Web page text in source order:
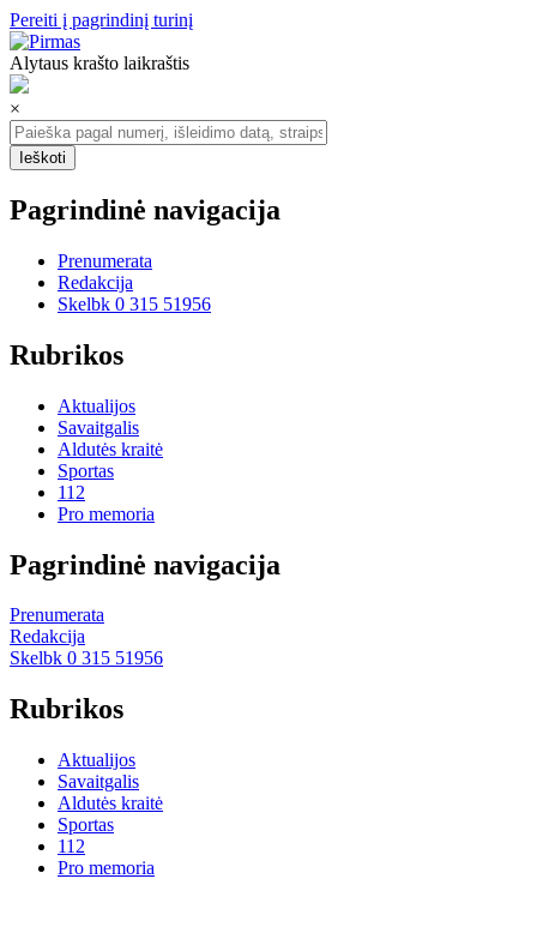
Pereiti į pagrindinį turinį
Alytaus krašto laikraštis
×
Pagrindinė navigacija
Prenumerata
Redakcija
Skelbk 0 315 51956
Rubrikos
Aktualijos
Savaitgalis
Aldutės kraitė
Sportas
112
Pro memoria
Pagrindinė navigacija
Prenumerata
Redakcija
Skelbk 0 315 51956
Rubrikos
Aktualijos
Savaitgalis
Aldutės kraitė
Sportas
112
Pro memoria